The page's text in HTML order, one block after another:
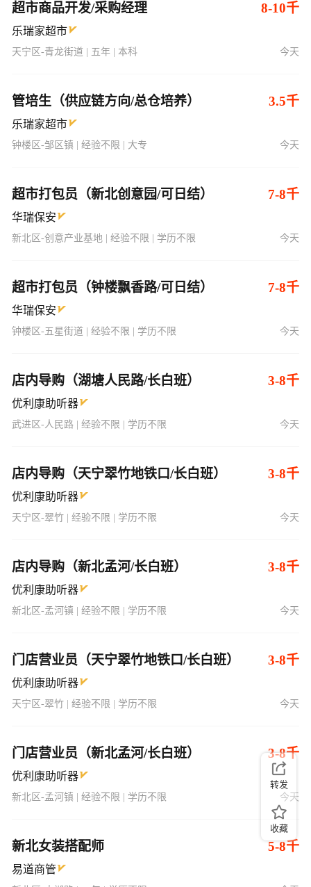
超市商品开发/采购经理 8-10千
乐瑞家超市
天宁区-青龙街道 | 五年 | 本科 今天
管培生（供应链方向/总仓培养） 3.5千
乐瑞家超市
钟楼区-邹区镇 | 经验不限 | 大专 今天
超市打包员（新北创意园/可日结） 7-8千
华瑞保安
新北区-创意产业基地 | 经验不限 | 学历不限 今天
超市打包员（钟楼飘香路/可日结） 7-8千
华瑞保安
钟楼区-五星街道 | 经验不限 | 学历不限 今天
店内导购（湖塘人民路/长白班） 3-8千
优利康助听器
武进区-人民路 | 经验不限 | 学历不限 今天
店内导购（天宁翠竹地铁口/长白班） 3-8千
优利康助听器
天宁区-翠竹 | 经验不限 | 学历不限 今天
店内导购（新北孟河/长白班） 3-8千
优利康助听器
新北区-孟河镇 | 经验不限 | 学历不限 今天
门店营业员（天宁翠竹地铁口/长白班） 3-8千
优利康助听器
天宁区-翠竹 | 经验不限 | 学历不限 今天
门店营业员（新北孟河/长白班） 3-8千
优利康助听器
新北区-孟河镇 | 经验不限 | 学历不限 今天
新北女装搭配师 5-8千
易道商管
转发
收藏